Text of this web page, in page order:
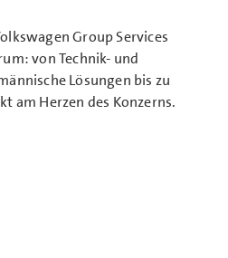
Group Services
von Technik- und
Lösungen bis zu
am Herzen des Konzerns.